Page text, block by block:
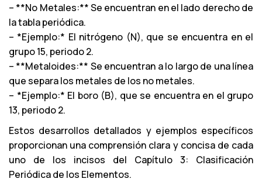
– **No Metales:** Se encuentran en el lado derecho de
la tabla periódica.
– *Ejemplo:* El nitrógeno (N), que se encuentra en el
grupo 15, periodo 2.
– **Metaloides:** Se encuentran a lo largo de una línea
que separa los metales de los no metales.
– *Ejemplo:* El boro (B), que se encuentra en el grupo
13, periodo 2.
Estos desarrollos detallados y ejemplos específicos
proporcionan una comprensión clara y concisa de cada
uno de los incisos del Capítulo 3: Clasificación
Periódica de los Elementos.